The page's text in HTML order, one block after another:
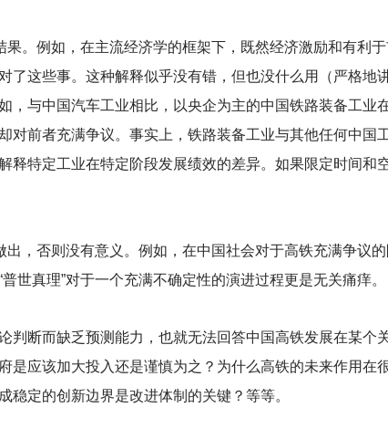
果。例如，在主流经济学的框架下，既然经济激励和有利
了这些事。这种解释似乎没有错，但也没什么用（严格地
，与中国汽车工业相比，以央企为主的中国铁路装备工业
对前者充满争议。事实上，铁路装备工业与其他任何中国
释特定工业在特定阶段发展绩效的差异。如果限定时间和
出，否则没有意义。例如，在中国社会对于高铁充满争议
世真理”对于一个充满不确定性的演进过程更是无关痛痒。
判断而缺乏预测能力，也就无法回答中国高铁发展在某
是应该加大投入还是谨慎为之？为什么高铁的未来作用在
稳定的创新边界是改进体制的关键？等等。